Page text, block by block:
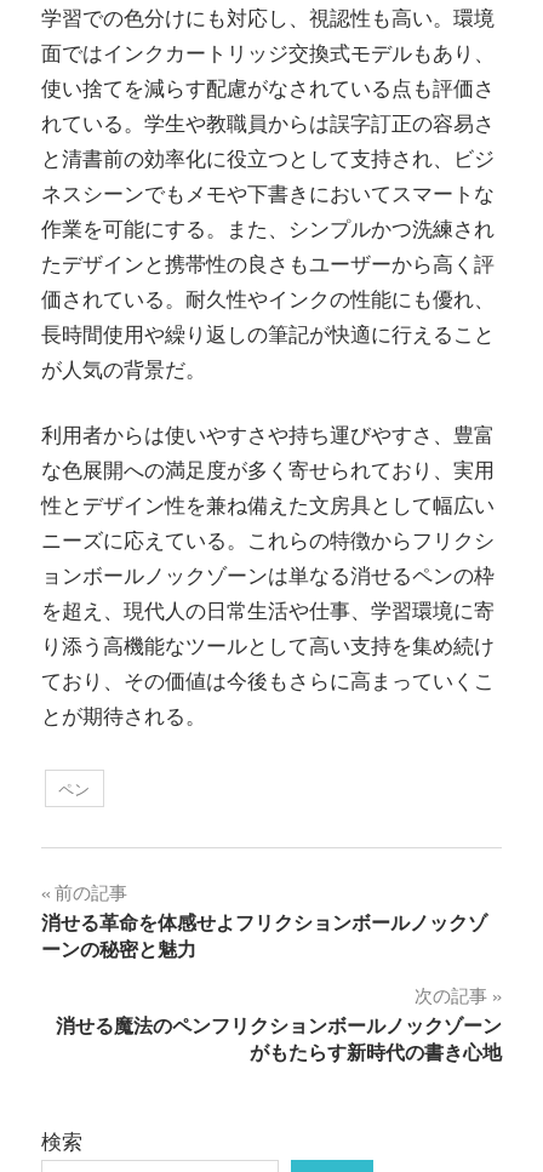
学習での色分けにも対応し、視認性も高い。環境
面ではインクカートリッジ交換式モデルもあり、
使い捨てを減らす配慮がなされている点も評価さ
れている。学生や教職員からは誤字訂正の容易さ
と清書前の効率化に役立つとして支持され、ビジ
ネスシーンでもメモや下書きにおいてスマートな
作業を可能にする。また、シンプルかつ洗練され
たデザインと携帯性の良さもユーザーから高く評
価されている。耐久性やインクの性能にも優れ、
長時間使用や繰り返しの筆記が快適に行えること
が人気の背景だ。
利用者からは使いやすさや持ち運びやすさ、豊富
な色展開への満足度が多く寄せられており、実用
性とデザイン性を兼ね備えた文房具として幅広い
ニーズに応えている。これらの特徴からフリクシ
ョンボールノックゾーンは単なる消せるペンの枠
を超え、現代人の日常生活や仕事、学習環境に寄
り添う高機能なツールとして高い支持を集め続け
ており、その価値は今後もさらに高まっていくこ
とが期待される。
ペン
投
稿
ビ
ー
前の記事
消せる革命を体感せよフリクションボールノックゾ
ーンの秘密と魅力
次の記事
消せる魔法のペンフリクションボールノックゾーン
がもたらす新時代の書き心地
検索